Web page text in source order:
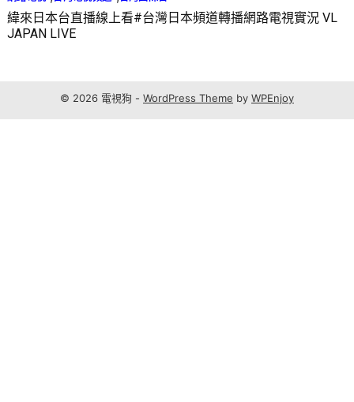
緯來日本台直播線上看#台灣日本頻道轉播網路電視實況 VL
JAPAN LIVE
© 2026 電視狗 - WordPress Theme by WPEnjoy